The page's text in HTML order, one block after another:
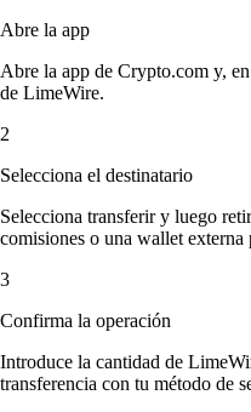
Abre la app
Abre la app de Crypto.com y,
de LimeWire.
2
Selecciona el destinatario
Selecciona transferir y luego
comisiones o una wallet externa
3
Confirma la operación
Introduce la cantidad de
transferencia con tu método de